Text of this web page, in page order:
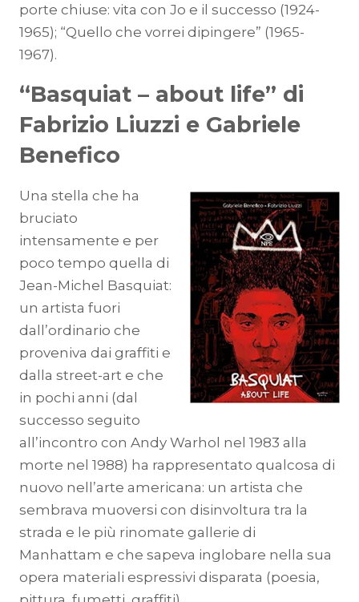
porte chiuse: vita con Jo e il successo (1924-
1965); “Quello che vorrei dipingere” (1965-
1967).
“Basquiat – about life” di
Fabrizio Liuzzi e Gabriele
Benefico
Una stella che ha
bruciato
intensamente e per
poco tempo quella di
Jean-Michel Basquiat:
un artista fuori
dall’ordinario che
proveniva dai graffiti e
dalla street-art e che
in pochi anni (dal
successo seguito
all’incontro con Andy Warhol nel 1983 alla
morte nel 1988) ha rappresentato qualcosa di
nuovo nell’arte americana: un artista che
sembrava muoversi con disinvoltura tra la
strada e le più rinomate gallerie di
Manhattam e che sapeva inglobare nella sua
opera materiali espressivi disparata (poesia,